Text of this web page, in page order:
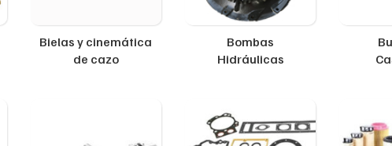
Bielas y cinemática
de cazo
Bombas
Hidráulicas